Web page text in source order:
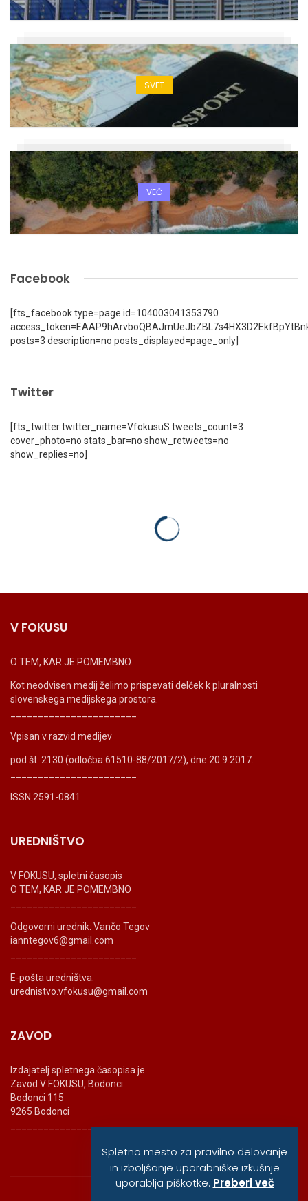
SVET
VEČ
Facebook
[fts_facebook type=page id=104003041353790
posts=3 description=no posts_displayed=page_only]
Twitter
[fts_twitter twitter_name=VfokusuS tweets_count=3
cover_photo=no stats_bar=no show_retweets=no
show_replies=no]
V FOKUSU
O TEM, KAR JE POMEMBNO.
Kot neodvisen medij želimo prispevati delček k pluralnosti
slovenskega medijskega prostora.
Vpisan v razvid medijev
pod št. 2130 (odločba 61510-88/2017/2), dne 20.9.2017.
ISSN 2591-0841
UREDNIŠTVO
V FOKUSU, spletni časopis
O TEM, KAR JE POMEMBNO
Odgovorni urednik: Vančo Tegov
ianntegov6@gmail.com
E-pošta uredništva:
urednistvo.vfokusu@gmail.com
ZAVOD
Izdajatelj spletnega časopisa je
Zavod V FOKUSU, Bodonci
Bodonci 115
9265 Bodonci
_______________________
Spletno mesto za pravilno delovanje
in izboljšanje uporabniške izkušnje
uporablja piškotke. Preberi več